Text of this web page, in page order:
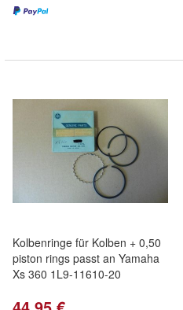
Kolbenringe für Kolben + 0,50
piston rings passt an Yamaha
Xs 360 1L9-11610-20